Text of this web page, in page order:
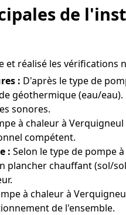
de
et réalisé les
: D'après le type de
géothermique (eau/
sonores.
à chaleur à
compétent.
: Selon le type de pompe
plancher chauffant (sol/
à chaleur à
de l'ensemble.